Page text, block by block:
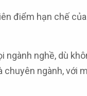
điểm hạn chế
nghề, dù
ngành, với